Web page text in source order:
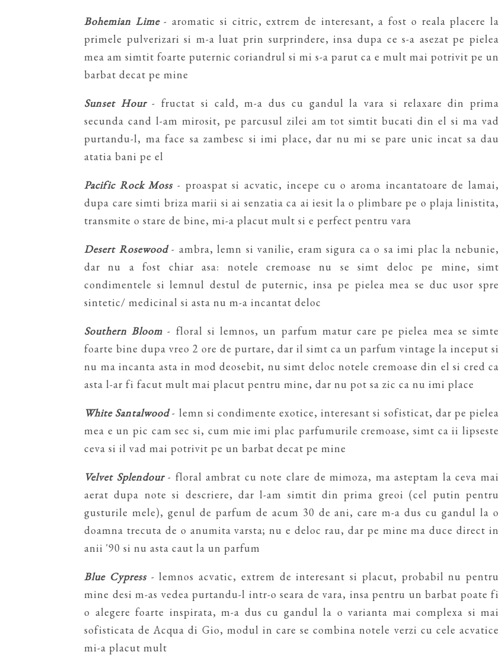
Bohemian Lime- aromatic si citric, extrem de interesant, a fost o reala placere la
primele pulverizari si m-a luat prin surprindere, insa dupa ce s-a asezat pe pielea
mea am simtit foarte puternic coriandrul si mi s-a parut ca e mult mai potrivit pe un
barbat decat pe mine
Sunset Hour- fructat si cald, m-a dus cu gandul la vara si relaxare din prima
secunda cand l-am mirosit, pe parcusul zilei am tot simtit bucati din el si ma vad
purtandu-l, ma face sa zambesc si imi place, dar nu mi se pare unic incat sa dau
atatia bani pe el
Pacific Rock Moss- proaspat si acvatic, incepe cu o aroma incantatoare de lamai,
dupa care simti briza marii si ai senzatia ca ai iesit la o plimbare pe o plaja linistita,
transmite o stare de bine, mi-a placut mult si e perfect pentru vara
Desert Rosewood- ambra, lemn si vanilie, eram sigura ca o sa imi plac la nebunie,
dar nu a fost chiar asa: notele cremoase nu se simt deloc pe mine, simt
condimentele si lemnul destul de puternic, insa pe pielea mea se duc usor spre
sintetic/ medicinal si asta nu m-a incantat deloc
Southern Bloom - floral si lemnos, un parfum matur care pe pielea mea se simte
foarte bine dupa vreo 2 ore de purtare, dar il simt ca un parfum vintage la inceput si
nu ma incanta asta in mod deosebit, nu simt deloc notele cremoase din el si cred ca
asta l-ar fi facut mult mai placut pentru mine, dar nu pot sa zic ca nu imi place
White Santalwood- lemn si condimente exotice, interesant si sofisticat, dar pe pielea
mea e un pic cam sec si, cum mie imi plac parfumurile cremoase, simt ca ii lipseste
ceva si il vad mai potrivit pe un barbat decat pe mine
Velvet Splendour- floral ambrat cu note clare de mimoza, ma asteptam la ceva mai
aerat dupa note si descriere, dar l-am simtit din prima greoi (cel putin pentru
gusturile mele), genul de parfum de acum 30 de ani, care m-a dus cu gandul la o
doamna trecuta de o anumita varsta; nu e deloc rau, dar pe mine ma duce direct in
anii '90 si nu asta caut la un parfum
Blue Cypress- lemnos acvatic, extrem de interesant si placut, probabil nu pentru
mine desi m-as vedea purtandu-l intr-o seara de vara, insa pentru un barbat poate fi
o alegere foarte inspirata, m-a dus cu gandul la o varianta mai complexa si mai
sofisticata de Acqua di Gio, modul in care se combina notele verzi cu cele acvatice
mi-a placut mult